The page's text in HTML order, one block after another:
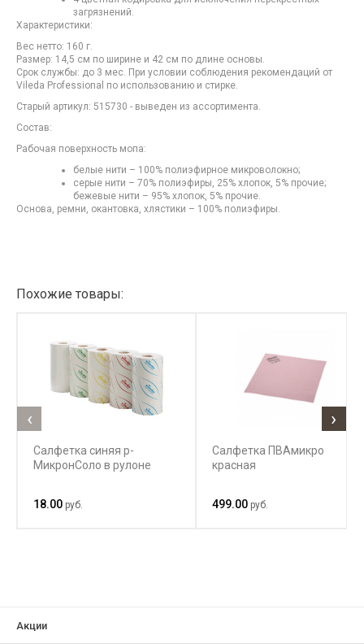
загрязнений.
Характеристики:
Вес нетто: 160 г.
Размер: 14,5 см по ширине и 42 см по длине основы.
Срок службы: до 3 мес. При условии соблюдения рекомендаций от
Vileda Professional по использованию и стирке.
Старый артикул: 515730 - выведен из ассортимента.
Состав:
Рабочая поверхность мопа:
белые нити – 100% полиэфирное микроволокно;
серые нити – 70% полиэфиры, 25% хлопок, 5% прочие;
бежевые нити – 95% хлопок, 5% прочие.
Основа, ремни, окантовка, хлястики – 100% полиэфиры.
Похожие товары:
Салфетка синяя р-
МикронСоло в рулоне
18.00 руб.
Салфетка ПВАмикро
красная
499.00 руб.
‹ ›
Акции